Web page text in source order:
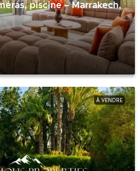
piscine – Marrakech,
À VENDRE